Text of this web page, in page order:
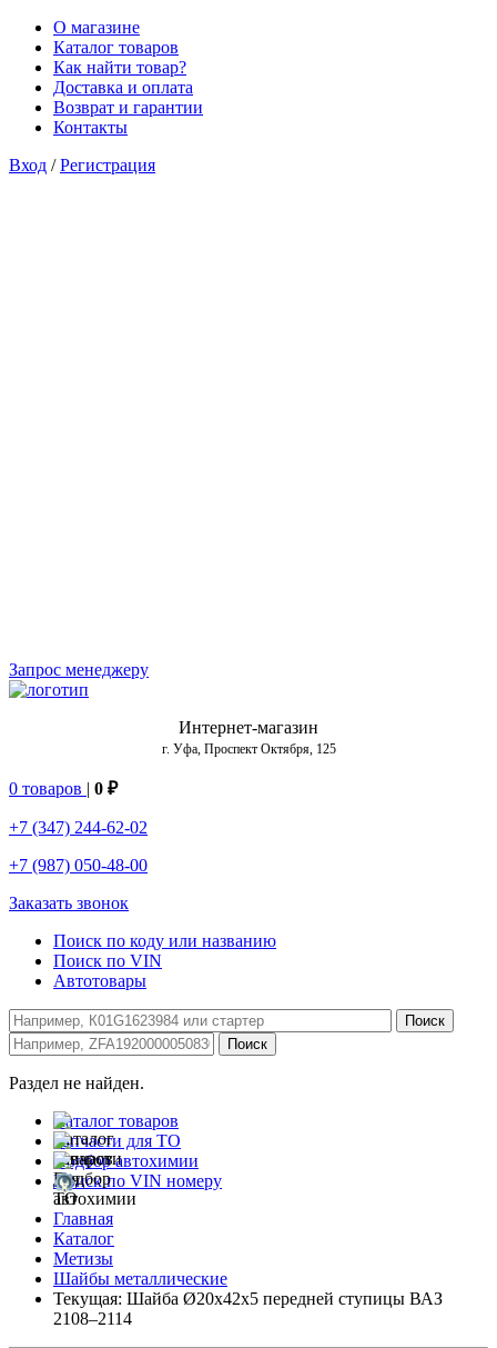
О магазине
Каталог товаров
Как найти товар?
Доставка и оплата
Возврат и гарантии
Контакты
Вход / Регистрация
Запрос менеджеру
Интернет-магазин
г. Уфа, Проспект Октября, 125
0 товаров | 0 ₽
+7 (347) 244-62-02
+7 (987) 050-48-00
Заказать звонок
Поиск по коду или названию
Поиск по VIN
Автотовары
Раздел не найден.
Каталог товаров
Запчасти для ТО
Подбор автохимии
Поиск по VIN номеру
Главная
Каталог
Метизы
Шайбы металлические
Текущая: Шайба Ø20х42х5 передней ступицы ВАЗ
2108–2114